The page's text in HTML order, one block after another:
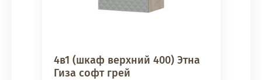
4в1 (шкаф верхний 400) Этна
Гиза софт грей